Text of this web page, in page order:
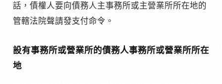
話，債權人要向債務人主事務所或主營業所所在地的
管轄法院聲請發支付命令。
設有事務所或營業所的債務人事務所或營業所所在
地